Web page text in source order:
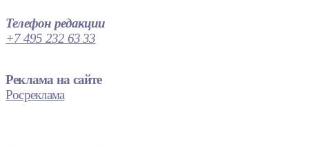
Телефон редакции
+7 495 232 63 33
Реклама на сайте
Росреклама